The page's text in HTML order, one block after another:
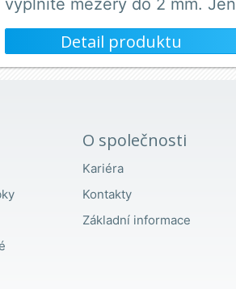
vyplníte mezery do 2 mm. Jen
Detail produktu
O společnosti
Kariéra
Kontakty
Základní informace